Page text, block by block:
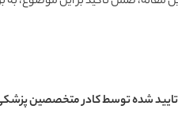
شده توسط کادر متخصصین پزشکی